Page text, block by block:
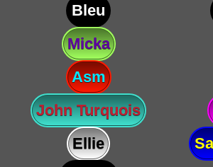
Bleu
Micka
Asm
John Turquois
Ellie